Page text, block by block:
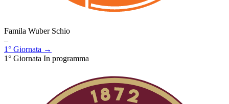
Famila Wuber Schio
–
1° Giornata →
1° Giornata In programma